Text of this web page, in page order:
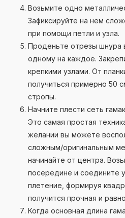
Возьмите одно
Зафиксируйте на нем
при помощи петли и узла.
Проденьте отрезы шнура
одному на каждое.
крепкими узлами. От
получиться примерно 50
стропы.
Начните плести сеть
Это самая простая
желании вы можете
сложным/оригинальным
начинайте от центра.
посередине и соедините
плетение, формируя
получится прочная и
Когда основная длина